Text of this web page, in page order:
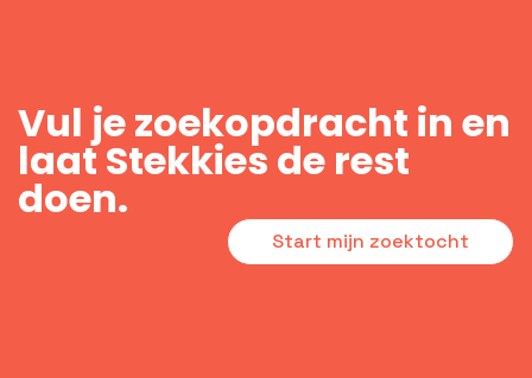
Vul je zoekopdracht in en
laat Stekkies de rest
doen.
Start mijn zoektocht